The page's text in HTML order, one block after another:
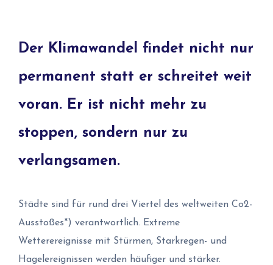
Der Klimawandel findet nicht nur
permanent statt er schreitet weit
voran. Er ist nicht mehr zu
stoppen, sondern nur zu
verlangsamen.
Städte sind für rund drei Viertel des weltweiten Co2-
Ausstoßes*) verantwortlich. Extreme
Wetterereignisse mit Stürmen, Starkregen- und
Hagelereignissen werden häufiger und stärker.